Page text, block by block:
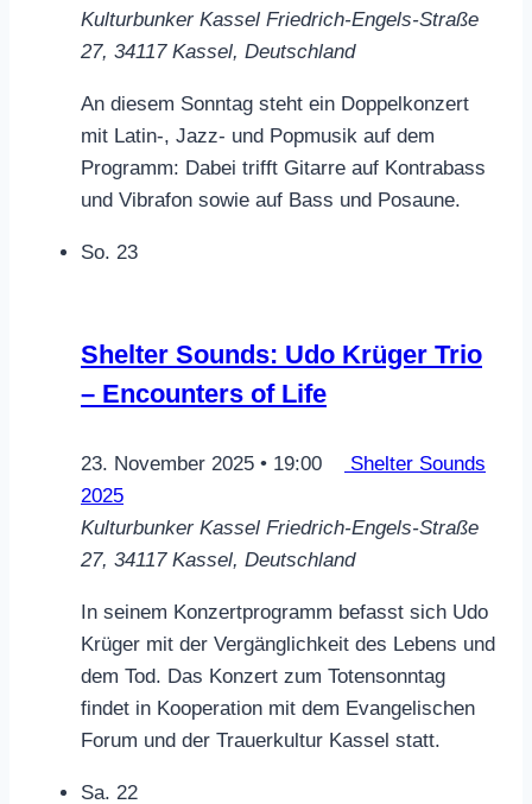
Kulturbunker Kassel Friedrich-Engels-Straße
27, 34117 Kassel, Deutschland
An diesem Sonntag steht ein Doppelkonzert
mit Latin-, Jazz- und Popmusik auf dem
Programm: Dabei trifft Gitarre auf Kontrabass
und Vibrafon sowie auf Bass und Posaune.
So. 23
Shelter Sounds: Udo Krüger Trio
– Encounters of Life
23. November 2025 • 19:00
Shelter Sounds
2025
Kulturbunker Kassel Friedrich-Engels-Straße
27, 34117 Kassel, Deutschland
In seinem Konzertprogramm befasst sich Udo
Krüger mit der Vergänglichkeit des Lebens und
dem Tod. Das Konzert zum Totensonntag
findet in Kooperation mit dem Evangelischen
Forum und der Trauerkultur Kassel statt.
Sa. 22